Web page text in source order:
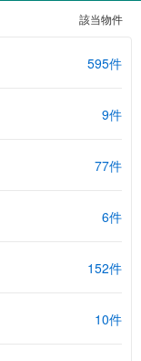
該当物件
595件
9件
77件
6件
152件
10件